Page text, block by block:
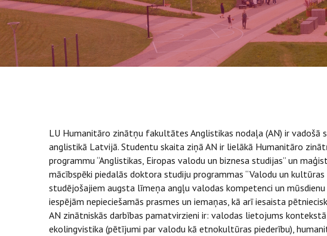
LU Humanitāro zinātņu fakultātes Anglistikas nodaļa (AN) ir vadošā
anglistikā Latvijā. Studentu skaita ziņā AN ir lielākā Humanitāro
programmu “Anglistikas, Eiropas valodu un biznesa studijas” un
mācībspēki piedalās doktora studiju programmas “Valodu un
studējošajiem augsta līmeņa angļu valodas kompetenci un
iespējām nepieciešamās prasmes un iemaņas, kā arī iesaista
AN zinātniskās darbības pamatvirzieni ir: valodas lietojums
ekolingvistika (pētījumi par valodu kā etnokultūras piederību),